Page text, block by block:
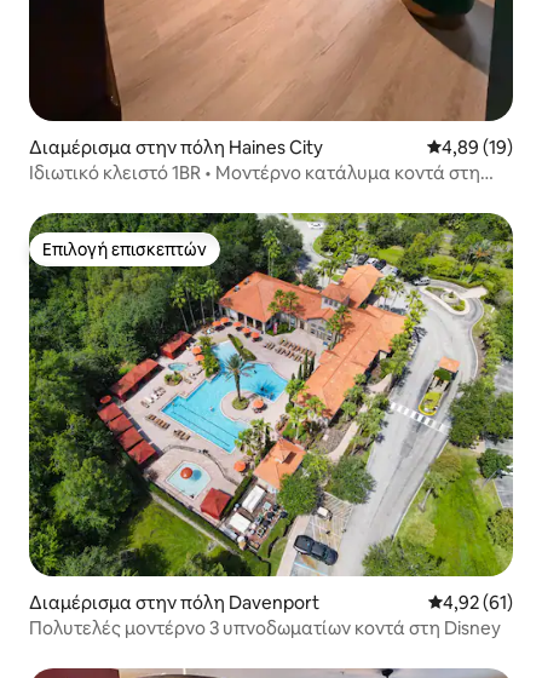
Διαμέρισμα στην πόλη Haines City Μέση
4,89 (19)
Ιδιωτικό κλειστό 1BR • Μοντέρνο κατάλυμα κοντά στη
Επιλογή επισκεπτών
Επιλογή επισκεπτών
Διαμέρισμα στην πόλη Davenport Μέση
4,92 (61)
Πολυτελές μοντέρνο 3 υπνοδωματίων κοντά στη Disney